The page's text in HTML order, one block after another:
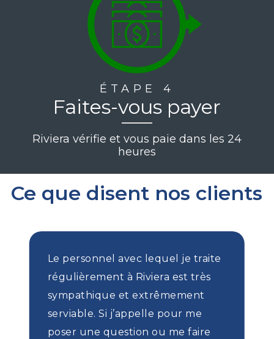
ÉTAPE 4
Faites-vous payer
Riviera vérifie et vous paie dans les 24
heures
Ce que disent nos clients
Le personnel avec lequel je traite
régulièrement à Riviera est très
sympathique et extrêmement
serviable. Si j’appelle pour me
poser une question ou me faire